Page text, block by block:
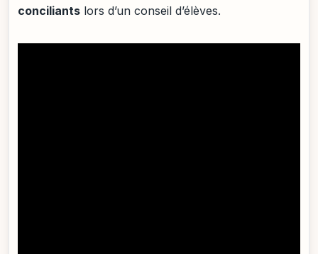
conciliants lors d’un conseil d’élèves.